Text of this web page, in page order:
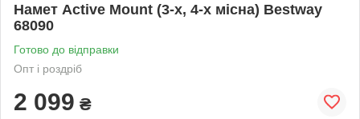
Намет Active Mount (3-х, 4-х місна) Bestway
68090
Готово до відправки
Опт і роздріб
2 099 ₴